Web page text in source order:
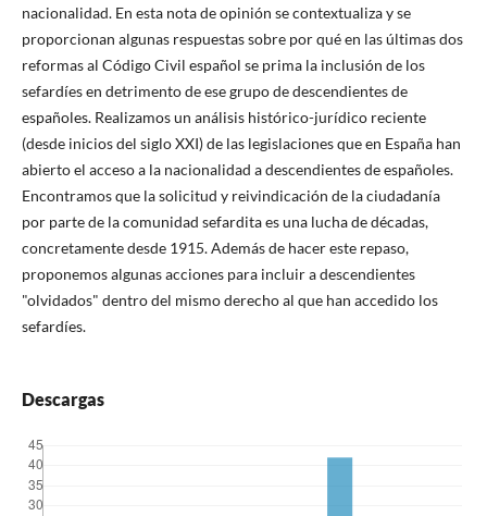
nacionalidad. En esta nota de opinión se contextualiza y se
proporcionan algunas respuestas sobre por qué en las últimas dos
reformas al Código Civil español se prima la inclusión de los
sefardíes en detrimento de ese grupo de descendientes de
españoles. Realizamos un análisis histórico-jurídico reciente
(desde inicios del siglo XXI) de las legislaciones que en España han
abierto el acceso a la nacionalidad a descendientes de españoles.
Encontramos que la solicitud y reivindicación de la ciudadanía
por parte de la comunidad sefardita es una lucha de décadas,
concretamente desde 1915. Además de hacer este repaso,
proponemos algunas acciones para incluir a descendientes
"olvidados" dentro del mismo derecho al que han accedido los
sefardíes.
Descargas